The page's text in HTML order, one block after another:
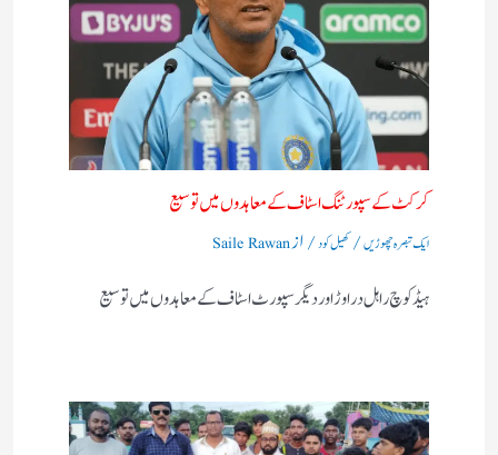
کرکٹ کے سپورٹنگ اسٹاف کے معاہدوں میں توسیع
ایک تبصرہ چھوڑیں/کھیل کود/ ازSaile Rawan
ہیڈ کوچ راہل دراوڑ اور دیگر سپورٹ اسٹاف کے معاہدوں میں توسیع